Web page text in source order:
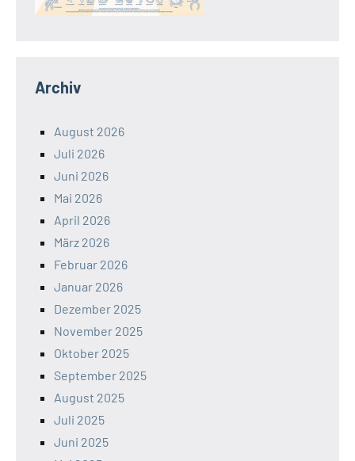
Archiv
August 2026
Juli 2026
Juni 2026
Mai 2026
April 2026
März 2026
Februar 2026
Januar 2026
Dezember 2025
November 2025
Oktober 2025
September 2025
August 2025
Juli 2025
Juni 2025